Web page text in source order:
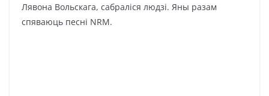
Лявона Вольскага, сабраліся людзі. Яны разам
спяваюць песні NRM.